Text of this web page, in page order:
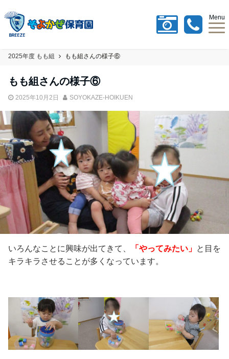
Menu
2025年度 もも組 もも組さんの様子⑥
もも組さんの様子⑥
2025年10月2日 SOYOKAZE-HOIKUEN
いろんなことに興味が出てきて、 「やってみたい」 と目を
キラキラさせることが多くなっています。